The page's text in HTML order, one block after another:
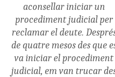
aconsellar iniciar un
procediment judicial per
reclamar el deute.
de quatre mesos des que
va iniciar el procediment
judicial, em van trucar